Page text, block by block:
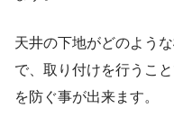
天井の下地がどのよう
で、取り付けを行うこ
を防ぐ事が出来ます。